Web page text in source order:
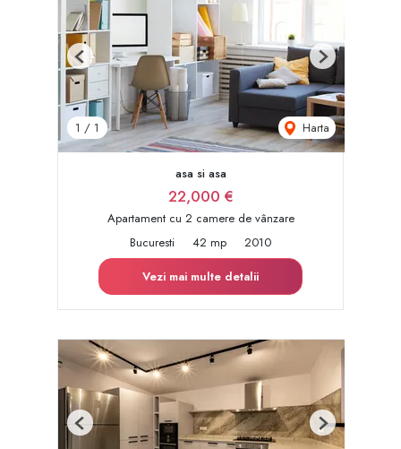
1 / 1 Harta
Previous Next
asa si asa
22,000 €
Apartament cu 2 camere de vânzare
Bucuresti
42 mp
2010
Vezi mai multe detalii
Previous Next